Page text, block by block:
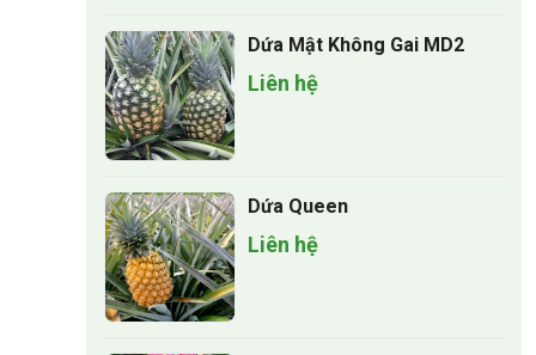
Dứa Mật Không Gai MD2
Liên hệ
Dứa Queen
Liên hệ